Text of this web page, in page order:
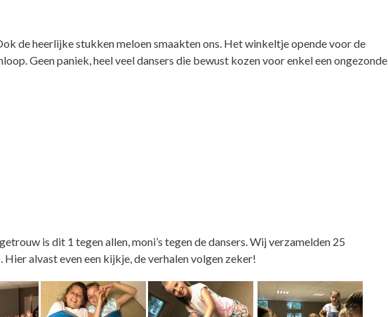
de heerlijke stukken meloen smaakten ons. Het winkeltje opende voor de
Geen paniek, heel veel dansers die bewust kozen voor enkel een ongezonde
is dit 1 tegen allen, moni’s tegen de dansers. Wij verzamelden 25
alvast even een kijkje, de verhalen volgen zeker!